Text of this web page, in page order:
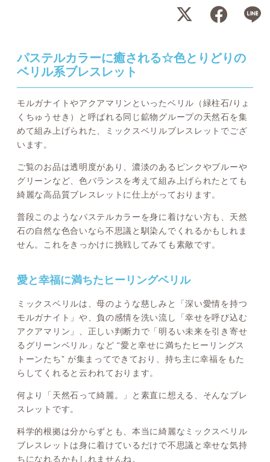
パステルカラーに癒される☆色とりどりの
ベリル系ブレスレット
モルガナイトやアクアマリンといったベリル（緑柱石/りょ
くちゅうせき）と呼ばれる同じ鉱物グループの天然石を集
めて組み上げられた、ミックスベリルブレスレットでござ
います。
ご覧のお品は透明度があり、濃淡のあるピンクやブルーや
グリーンなど、色バランスを考えて組み上げられたとても
綺麗な高品質ブレスレットに仕上がっております。
普段このようなパステルカラーを身に着けない方も、天然
石の自然な色合いなら不思議と馴染んでくれるかもしれま
せん。これをきっかけに挑戦してみても素敵です。
愛と幸福に満ちたヒーリングベリル
ミックスベリルは、母のような慈しみと「深い愛情を持つ
モルガナイト」や、負の感情を洗い流し「幸せを呼び込む
アクアマリン」、正しい判断力で「明るい未来を引き寄せ
るグリーンベリル」など “愛と幸せに満ちたヒーリングス
トーンたち” が集まってできており、持ち主に幸福をもた
らしてくれると云われております。
何より「天然石って綺麗。」と素直に想える、そんなブレ
スレットです。
科学的根拠は分からずとも、本当に綺麗なミックスベリル
ブレスレットは身に着けているだけで不思議と幸せな気持
ちになれるかもしれませんね。